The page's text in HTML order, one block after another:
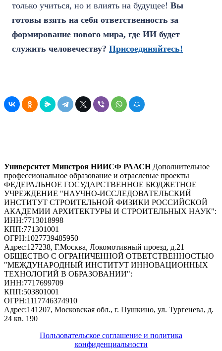
только учиться, но и влиять на будущее! Вы
готовы взять на себя ответственность за
формирование нового мира, где ИИ будет
служить человечеству? Присоединяйтесь!
Университет Минстроя НИИСФ РААСН Дополнительное
профессиональное образование и отраслевые проекты
ФЕДЕРАЛЬНОЕ ГОСУДАРСТВЕННОЕ БЮДЖЕТНОЕ
УЧРЕЖДЕНИЕ "НАУЧНО-ИССЛЕДОВАТЕЛЬСКИЙ
ИНСТИТУТ СТРОИТЕЛЬНОЙ ФИЗИКИ РОССИЙСКОЙ
АКАДЕМИИ АРХИТЕКТУРЫ И СТРОИТЕЛЬНЫХ НАУК":
ИНН:7713018998
КПП:771301001
ОГРН:1027739485950
Адрес:127238, Г.Москва, Локомотивный проезд, д.21
ОБЩЕСТВО С ОГРАНИЧЕННОЙ ОТВЕТСТВЕННОСТЬЮ
"МЕЖДУНАРОДНЫЙ ИНСТИТУТ ИННОВАЦИОННЫХ
ТЕХНОЛОГИЙ В ОБРАЗОВАНИИ":
ИНН:7717699709
КПП:503801001
ОГРН:1117746374910
Адрес:141207, Московская обл., г. Пушкино, ул. Тургенева, д.
24 кв. 190
Пользовательское соглашение и политика
конфиденциальности